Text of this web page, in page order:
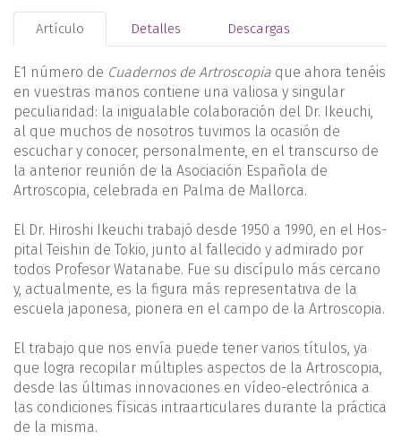
Artículo Detalles Descargas
E1 número de Cuadernos de Artroscopia que ahora te­néis
en vuestras manos contiene una valiosa y singu­lar
peculiaridad: la inigualable colaboración del Dr. Ikeuchi,
al que muchos de nosotros tuvimos la ocasión de
escuchar y conocer, personalmente, en el transcurso de
la anterior reu­nión de la Asociación Española de
Artroscopia, celebrada en Palma de Mallorca.
El Dr. Hiroshi Ikeuchi trabajó desde 1950 a 1990, en el Hos­
pital Teishin de Tokio, junto al fallecido y admirado por
todos Profesor Watanabe. Fue su discípulo más cercano
y, actual­mente, es la figura más representativa de la
escuela japonesa, pionera en el campo de la Artroscopia.
El trabajo que nos envía puede tener varios títulos, ya
que logra recopilar múltiples aspectos de la Artroscopia,
desde las últimas innovaciones en vídeo-electrónica a
las condiciones fí­sicas intraarticulares durante la práctica
de la misma.